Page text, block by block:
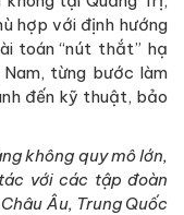
hợp với định hướng
toán “nút thắt” hạ
từng bước làm
đến kỹ thuật, bảo
không quy mô lớn,
với các tập đoàn
Âu, Trung Quốc